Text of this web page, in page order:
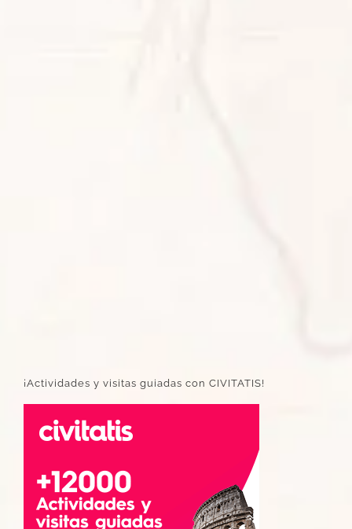
¡Actividades y visitas guiadas con CIVITATIS!